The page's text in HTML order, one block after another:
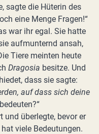
sagte die Hüterin des
eine Menge Fragen!“
war ihr egal. Sie hatte
aufmunternd ansah,
Tiere meinten heute
Dragosia besitze. Und
dass sie sagte:
auf dass sich deine
überlegte, bevor er
viele Bedeutungen.